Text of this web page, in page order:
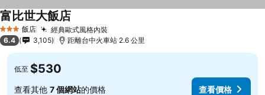
3 星級 飯店 經典歐式風格內裝查看價格
富比世大飯店
6.4 3,105 距離台中火車站 2.6 公里
低至 $530
查看其他 7 個網站的價格 查看價格